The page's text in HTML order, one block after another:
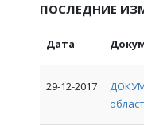
ПОСЛЕДНИЕ
Дата
29-12-2017